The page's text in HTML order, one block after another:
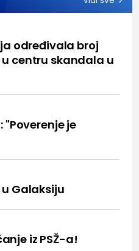
određivala broj
centru skandala u
"Poverenje je
Galaksiju
iz PSŽ-a!